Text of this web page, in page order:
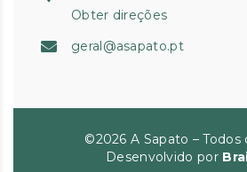
Obter direções
geral@asapato.pt
©2026 A Sapato – Todos
Desenvolvido por